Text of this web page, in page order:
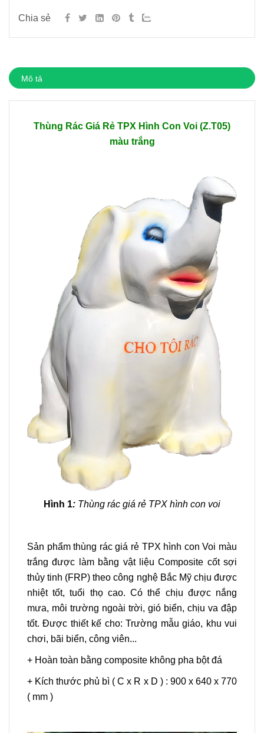
Chia sẻ
Mô tả
Thùng Rác Giá Rẻ TPX Hình Con Voi (Z.T05)
màu trắng
Hình 1: Thùng rác giá rẻ TPX hình con voi
Sản phẩm thùng rác giá rẻ TPX hình con Voi màu
trắng được làm bằng vật liệu Composite cốt sợi
thủy tinh (FRP) theo công nghệ Bắc Mỹ chịu được
nhiệt tốt, tuổi thọ cao. Có thể chịu được nắng
mưa, môi trường ngoài trời, gió biển, chịu va đập
tốt. Được thiết kế cho: Trường mẫu giáo, khu vui
chơi, bãi biển, công viên...
+ Hoàn toàn bằng composite không pha bột đá
+ Kích thước phủ bì ( C x R x D ) : 900 x 640 x 770
( mm )